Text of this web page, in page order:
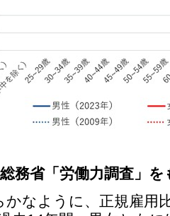
総務省「労働力調査」
かなように、正規雇用